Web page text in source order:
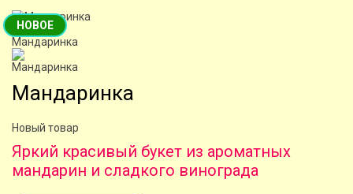
НОВОЕ
Мандаринка
Новый товар
Яркий красивый букет из ароматных
мандарин и сладкого винограда